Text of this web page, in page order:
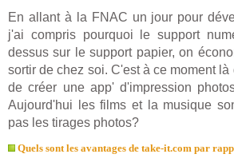
En allant à la FNAC un jour pour
j'ai compris pourquoi le support
dessus sur le support papier, on
sortir de chez soi. C'est à ce moment
de créer une app' d'impression
Aujourd'hui les films et la musique
pas les tirages photos?
Quels sont les avantages de take-it.com par